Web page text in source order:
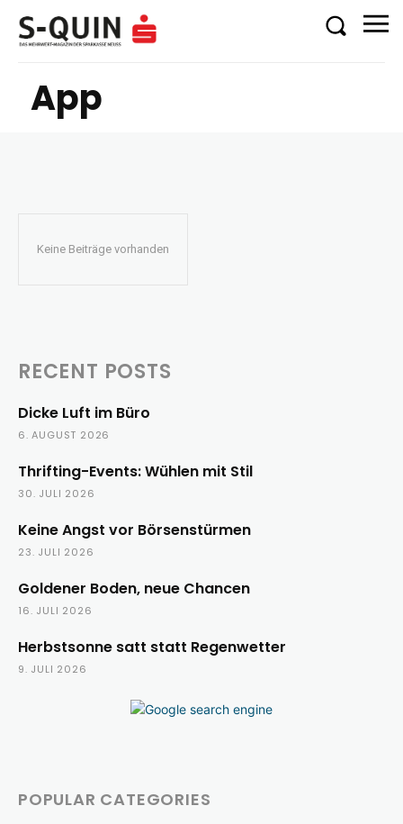
App
Keine Beiträge vorhanden
RECENT POSTS
Dicke Luft im Büro
6. AUGUST 2026
Thrifting-Events: Wühlen mit Stil
30. JULI 2026
Keine Angst vor Börsenstürmen
23. JULI 2026
Goldener Boden, neue Chancen
16. JULI 2026
Herbstsonne satt statt Regenwetter
9. JULI 2026
POPULAR CATEGORIES